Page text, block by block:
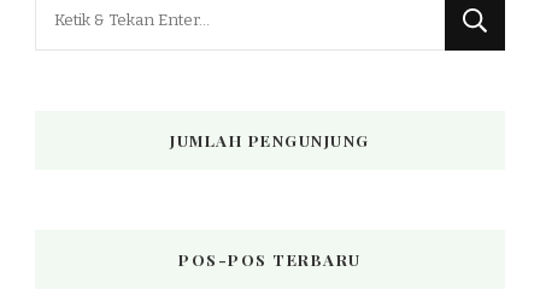
JUMLAH PENGUNJUNG
POS-POS TERBARU